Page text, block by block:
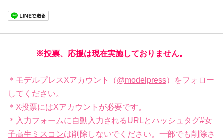
※投票、応援は現在実施しておりません。
＊モデルプレスXアカウント（@modelpress）をフォロー
してください。
＊X投票にはXアカウントが必要です。
＊入力フォームに自動入力されるURLとハッシュタグ#女
子高生ミスコンは削除しないでください。一部でも削除さ